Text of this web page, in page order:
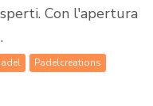
Con l'apertura
Padelcreations